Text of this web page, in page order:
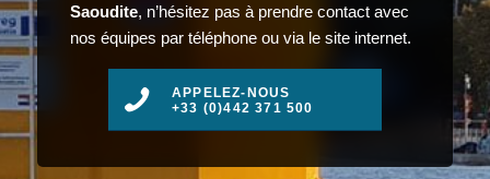
Saoudite, n’hésitez pas à prendre contact avec
nos équipes par téléphone ou via le site internet.
APPELEZ-NOUS
+33 (0)442 371 500